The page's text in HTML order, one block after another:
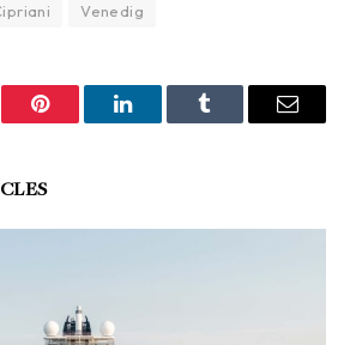
Venedig
Pinterest LinkedInTumblr Email